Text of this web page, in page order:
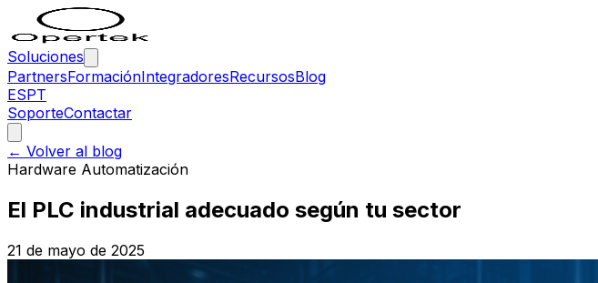
Soluciones
PartnersFormaciónIntegradoresRecursosBlog
ESPT
SoporteContactar
← Volver al blog
Hardware Automatización
El PLC industrial adecuado según tu sector
21 de mayo de 2025